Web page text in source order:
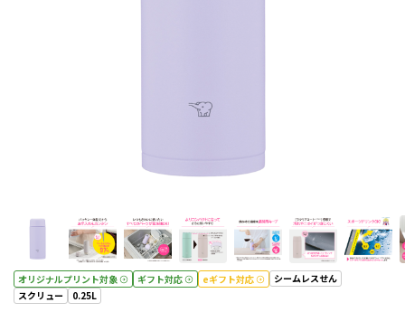
オリジナルプリント対象 ギフト対応 eギフト対応
シームレスせん
スクリュー
0.25L